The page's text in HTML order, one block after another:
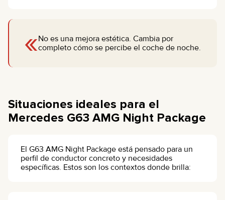
«No es una mejora estética. Cambia por
completo cómo se percibe el coche de noche.
Situaciones ideales para el
Mercedes G63 AMG Night Package
El G63 AMG Night Package está pensado para un
perfil de conductor concreto y necesidades
específicas. Estos son los contextos donde brilla: